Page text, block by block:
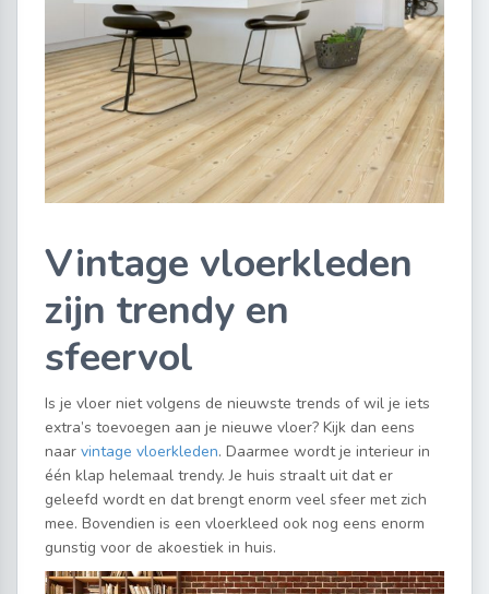
Vintage vloerkleden
zijn trendy en
sfeervol
Is je vloer niet volgens de nieuwste trends of wil je iets
extra’s toevoegen aan je nieuwe vloer? Kijk dan eens
naar vintage vloerkleden. Daarmee wordt je interieur in
één klap helemaal trendy. Je huis straalt uit dat er
geleefd wordt en dat brengt enorm veel sfeer met zich
mee. Bovendien is een vloerkleed ook nog eens enorm
gunstig voor de akoestiek in huis.